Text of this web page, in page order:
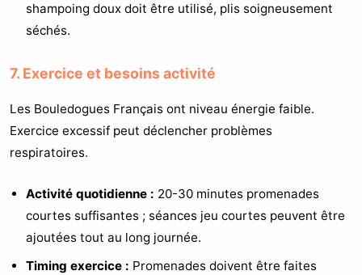
shampoing doux doit être utilisé, plis soigneusement
séchés.
7. Exercice et besoins activité
Les Bouledogues Français ont niveau énergie faible.
Exercice excessif peut déclencher problèmes
respiratoires.
Activité quotidienne : 20-30 minutes promenades
courtes suffisantes ; séances jeu courtes peuvent être
ajoutées tout au long journée.
Timing exercice : Promenades doivent être faites